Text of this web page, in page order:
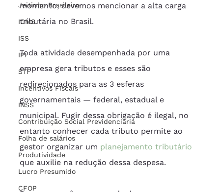
Jeitinho Brasileiro
ICMS
ISS
IPI
STF
Incentivos Fiscais
INSS
Contribuição Social Previdenciária
Folha de salários
Produtividade
Lucro Presumido
CFOP
momento, devemos mencionar a alta carga
tributária no Brasil.
Toda atividade desempenhada por uma
empresa gera tributos e esses são
redirecionados para as 3 esferas
governamentais — federal, estadual e
municipal. Fugir dessa obrigação é ilegal, no
entanto conhecer cada tributo permite ao
gestor organizar um planejamento tributário
que auxilie na redução dessa despesa.